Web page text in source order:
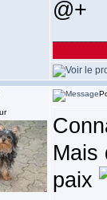
@+
Mais
paix